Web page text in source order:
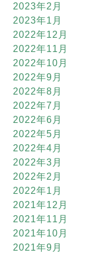
2023年2月
2023年1月
2022年12月
2022年11月
2022年10月
2022年9月
2022年8月
2022年7月
2022年6月
2022年5月
2022年4月
2022年3月
2022年2月
2022年1月
2021年12月
2021年11月
2021年10月
2021年9月